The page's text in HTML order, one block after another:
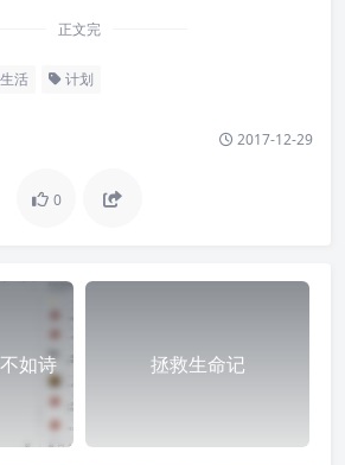
正文完
生活 计划
2017-12-29
0
如诗 拯救生命记